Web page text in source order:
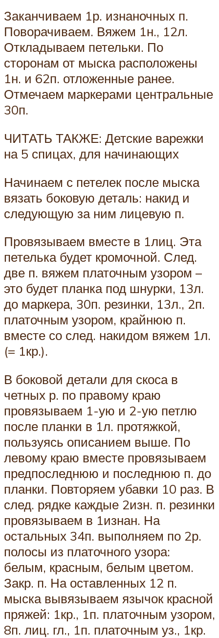
Заканчиваем 1р. изнаночных п.
Поворачиваем. Вяжем 1н., 12л.
Откладываем петельки. По
сторонам от мыска расположены
1н. и 62п. отложенные ранее.
Отмечаем маркерами центральные
30п.
ЧИТАТЬ ТАКЖЕ: Детские варежки
на 5 спицах, для начинающих
Начинаем с петелек после мыска
вязать боковую деталь: накид и
следующую за ним лицевую п.
Провязываем вместе в 1лиц. Эта
петелька будет кромочной. След.
две п. вяжем платочным узором –
это будет планка под шнурки, 13л.
до маркера, 30п. резинки, 13л., 2п.
платочным узором, крайнюю п.
вместе со след. накидом вяжем 1л.
(= 1кр.).
В боковой детали для скоса в
четных р. по правому краю
провязываем 1-ую и 2-ую петлю
после планки в 1л. протяжкой,
пользуясь описанием выше. По
левому краю вместе провязываем
предпоследнюю и последнюю п. до
планки. Повторяем убавки 10 раз. В
след. рядке каждые 2изн. п. резинки
провязываем в 1изнан. На
остальных 34п. выполняем по 2р.
полосы из платочного узора:
белым, красным, белым цветом.
Закр. п. На оставленных 12 п.
мыска вывязываем язычок красной
пряжей: 1кр., 1п. платочным узором,
8п. лиц. гл., 1п. платочным уз., 1кр.